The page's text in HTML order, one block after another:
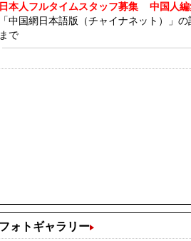
日本人フルタイムスタッフ募集
中国人
「中国網日本語版（チャイナネット）」
まで